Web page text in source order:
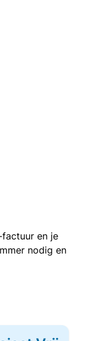
factuur en je
nodig en